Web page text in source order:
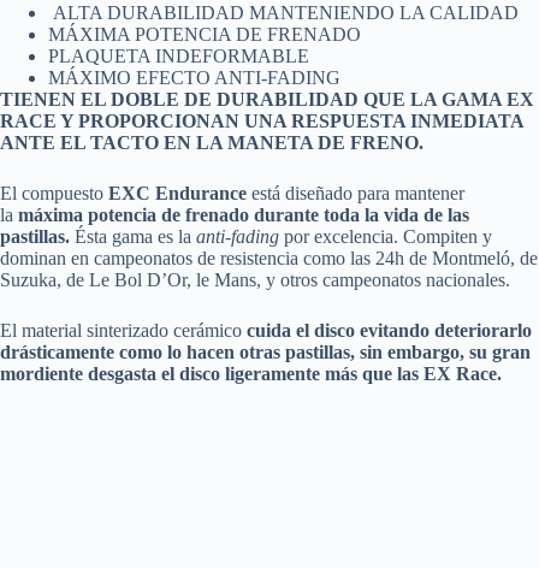
ALTA DURABILIDAD MANTENIENDO LA CALIDAD
MÁXIMA POTENCIA DE FRENADO
PLAQUETA INDEFORMABLE
MÁXIMO EFECTO ANTI-FADING
TIENEN EL DOBLE DE DURABILIDAD QUE LA GAMA EX
RACE Y PROPORCIONAN UNA RESPUESTA INMEDIATA
ANTE EL TACTO EN LA MANETA DE FRENO.
El compuesto EXC Endurance está diseñado para mantener
la máxima potencia de frenado durante toda la vida de las
pastillas. Ésta gama es la anti-fading por excelencia. Compiten y
dominan en campeonatos de resistencia como las 24h de Montmeló, de
Suzuka, de Le Bol D’Or, le Mans, y otros campeonatos nacionales.
El material sinterizado cerámico cuida el disco evitando deteriorarlo
drásticamente como lo hacen otras pastillas, sin embargo, su gran
mordiente desgasta el disco ligeramente más que las EX Race.